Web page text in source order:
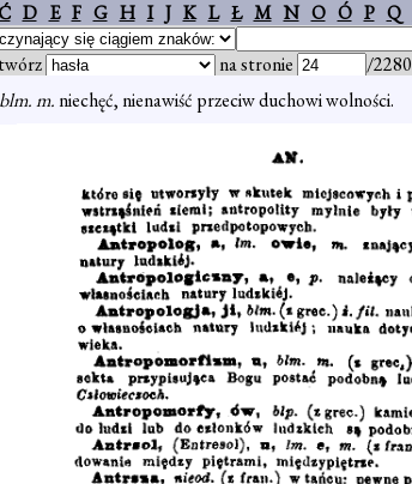
D E F G H I J K L Ł M N O Ó P Q
na stronie /2280
blm. m.niechęć, nienawiść przeciw duchowi wolności.